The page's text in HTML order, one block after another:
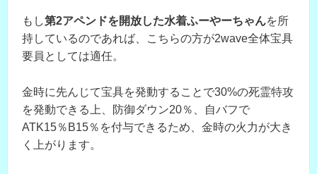
もし第2アペンドを開放した水着ふーやーちゃんを所
持しているのであれば、こちらの方が2wave全体宝具
要員としては適任。
金時に先んじて宝具を発動することで30%の死霊特攻
を発動できる上、防御ダウン20％、自バフで
ATK15％B15％を付与できるため、金時の火力が大き
く上がります。